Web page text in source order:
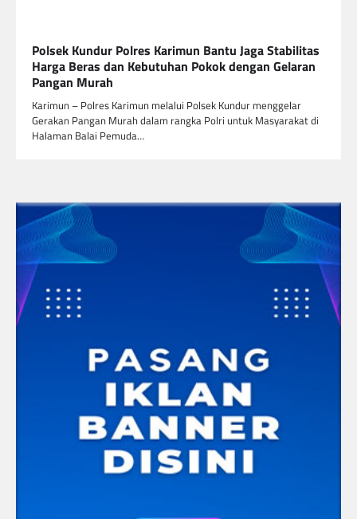
Polsek Kundur Polres Karimun Bantu Jaga Stabilitas
Harga Beras dan Kebutuhan Pokok dengan Gelaran
Pangan Murah
Karimun – Polres Karimun melalui Polsek Kundur menggelar
Gerakan Pangan Murah dalam rangka Polri untuk Masyarakat di
Halaman Balai Pemuda…